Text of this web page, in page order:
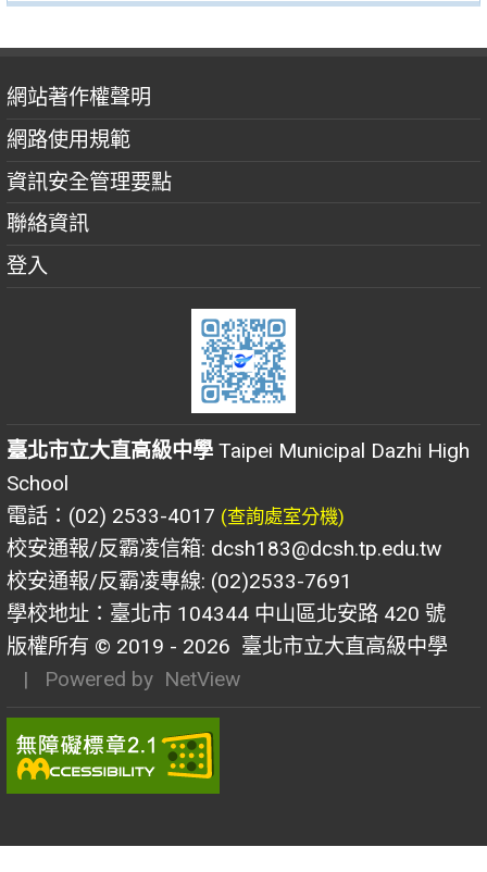
網站著作權聲明
網路使用規範
資訊安全管理要點
聯絡資訊
登入
臺北市立大直高級中學 Taipei Municipal Dazhi High
School
電話：(02) 2533-4017 (查詢處室分機)
校安通報/反霸凌信箱: dcsh183@dcsh.tp.edu.tw
校安通報/反霸凌專線: (02)2533-7691
學校地址：臺北市 104344 中山區北安路 420 號
版權所有 © 2019 - 2026 臺北市立大直高級中學
| Powered by NetView